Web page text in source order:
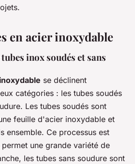
en acier inoxydable
inox soudés et sans
se déclinent
catégories : les tubes soudés
Les tubes soudés sont
feuille d'acier inoxydable et
ensemble. Ce processus est
une grande variété de
les tubes sans soudure sont